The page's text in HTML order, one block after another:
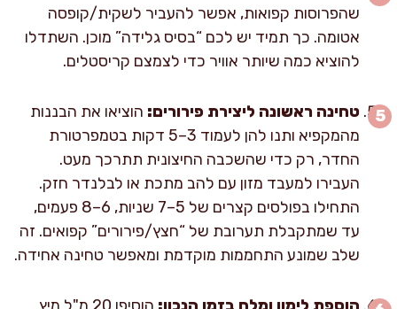
שהפרוסות קפואות, אפשר להעביר לשקית/קופסה
אטומה. כך תמיד יש לכם “בסיס גלידה” מוכן. השתדלו
להוציא כמה שיותר אוויר כדי לצמצם קריסטלים.
טחינה ראשונה ליצירת פירורים: הוציאו את הבננות
מהמקפיא ותנו להן לעמוד 3–5 דקות בטמפרטורת
החדר, רק כדי שהשכבה החיצונית תתרכך מעט.
העבירו למעבד מזון עם להב מתכת או לבלנדר חזק.
התחילו בפולסים קצרים של 5–7 שניות, 6–8 פעמים,
עד שמתקבלת תערובת של “חצץ/פירורים” קפואים. זה
שלב שמונע התחממות מוקדמת ומאפשר טחינה אחידה.